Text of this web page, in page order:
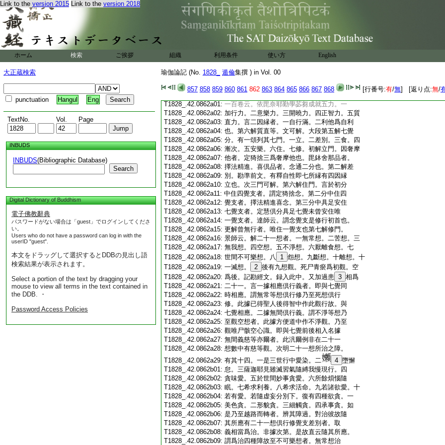
Link to the version 2015 Link to the version 2018
ホーム 検索 ご挨拶 組織 利用条件 使い方 English
大正蔵検索
punctuation Hangul Eng
TextNo. Vol. Page
INBUDS
INBUDS(Bibliographic Database)
Search
Digital Dictionary of Buddhism
電子佛教辭典
パスワードがない場合は「guest」でログインしてくださ
い。
Users who do not have a password can log in with the
userID "guest".
本文をドラッグして選択するとDDBの見出し語
検索結果が表示されます。
Select a portion of the text by dragging your
mouse to view all terms in the text contained in
the DDB. ・
Password Access Policies
瑜伽論記 (No. 1828_ 遁倫集撰 ) in Vol. 00
857 858 859 860 861 862 863 864 865 866 867 868 [行番号:有/無] [返り点:無/
T1828_.42.0861c19:二覺慧等。三國等及諸王。四阿羅漢。五有學。
T1828_.42.0861c20: 六質直。長行釋中。初二門可知。第三解國王
T1828_.42.0861c21:等。依國及王乃至有十種力等者。有師釋云。
T1828_.42.0861c22:
於國等有自在力故立十力更勘。今解。一國
等。二王。乃至第十出家衆。依此十種。立有十
T1828_.42.0861c24:力。廣釋經説。第四解阿羅漢。達師云。成就八
T1828_.42.0861c25:力者。不造惡業中有二力。一厭背後有故不
T1828_.42.0861c26:造。二厭背諸欲故不造也。修善中有六力。謂
T1828_.42.0861c27:道品七位。根力二門合爲一。故有六也。今
T1828_.42.0861c28: 解。正斷神足合爲一。故爲六也。第五解有學。
T1828_.42.0862a01: 一百卷云。依毘奈耶勤學苾芻成就五力。一
T1828_.42.0862a02: 加行力。二意樂力。三開曉力。四正智力。五質
T1828_.42.0862a03: 直力。言二因縁者。一自行滿。二利他爲自利
T1828_.42.0862a04: 也。第六解質直等。文可解。大段第五解七覺
T1828_.42.0862a05: 分。有一頌列其七門。一立。二差別。三食。四
T1828_.42.0862a06: 漸次。五安樂。六住。七修。初解立門。因奢摩
T1828_.42.0862a07: 他者。定猗捨三爲奢摩他也。毘鉢舍那品者。
T1828_.42.0862a08: 擇法精進。喜倶品者。念通二分也。第二解差
T1828_.42.0862a09: 別。勘準前文。有釋自性即七所縁有四因縁
T1828_.42.0862a10: 立也。次三門可解。第六解住門。言於初分
T1828_.42.0862a11: 中住四覺支者。謂定猗捨念。第二分中住四
T1828_.42.0862a12: 覺支者。擇法精進喜念。第三分中具足安住
T1828_.42.0862a13: 七覺支者。定慧倶分具足七覺未曾安住唯
T1828_.42.0862a14: 一覺支者。達師云。謂念覺支是修行初首也。
T1828_.42.0862a15: 更解曾無行者。唯住一覺支也第七解修門。
T1828_.42.0862a16: 景師云。解二十一想者。一無常想。二苦想。三
T1828_.42.0862a17: 無我想。四空想。五不淨想。六厭離食想。七
T1828_.42.0862a18: 世間不可樂想。八 1 怨想。九斷想。十離想。十
T1828_.42.0862a19: 一滅想。 2 後有九想觀。死尸青瘀爲初觀。空
T1828_.42.0862a20: 爲後。記勘經文。録入此中。又加過患 3 相爲
T1828_.42.0862a21: 二十一。言一據相應倶行義者。即與七覺同
T1828_.42.0862a22: 時相應。謂無常等想倶行修乃至死想倶行
T1828_.42.0862a23: 修。此據已得聖人後得智中作此觀行故。與
T1828_.42.0862a24: 七覺相應。二據無間倶行義。謂不淨等想乃
T1828_.42.0862a25: 至觀空想者。此據方便道中作不淨觀。乃至
T1828_.42.0862a26: 觀唯尸骸空心識。即與七覺前後相入名據
T1828_.42.0862a27: 無間義慈等亦爾者。此汎爾例非在二十一
T1828_.42.0862a28: 想數中有慈等觀。次明二十一想所治之障。
T1828_.42.0862a29: 有其十四。一是三世行中愛染。二 4 墮懈
T1828_.42.0862b01: 怠。三薩迦耶見雖滅習氣隨縛我慢現行。四
T1828_.42.0862b02: 貪味愛。五於世間妙事貪愛。六所餘煩惱隨
T1828_.42.0862b03: 眠。七希求利養。八希求活命。九若諸欲愛。十
T1828_.42.0862b04: 若有愛。若隨虚妄分別下。復有四種欲貪。一
T1828_.42.0862b05: 美色貪。二形貌貪。三細觸貪。四承事貪。如
T1828_.42.0862b06: 是乃至越路而轉者。辨其障過。對治彼故隨
T1828_.42.0862b07: 其所應有二十一想倶行修覺支差別者。取
T1828_.42.0862b08: 義相當爲治。非據次第。是故直云隨其所應。
T1828_.42.0862b09: 謂爲治四種障故至不可樂想者。無常想治